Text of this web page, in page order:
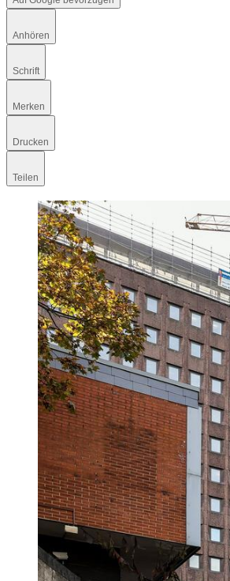
Anhören
Schrift
Merken
Drucken
Teilen